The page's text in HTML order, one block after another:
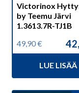
Victorinox
by Teemu Järvi
1.3613.7R-TJ1B
49,90€
Alkuperäinen
hinta
49,90 €.
Nykyinen
hinta
42,90 €.
LUE LISÄÄ